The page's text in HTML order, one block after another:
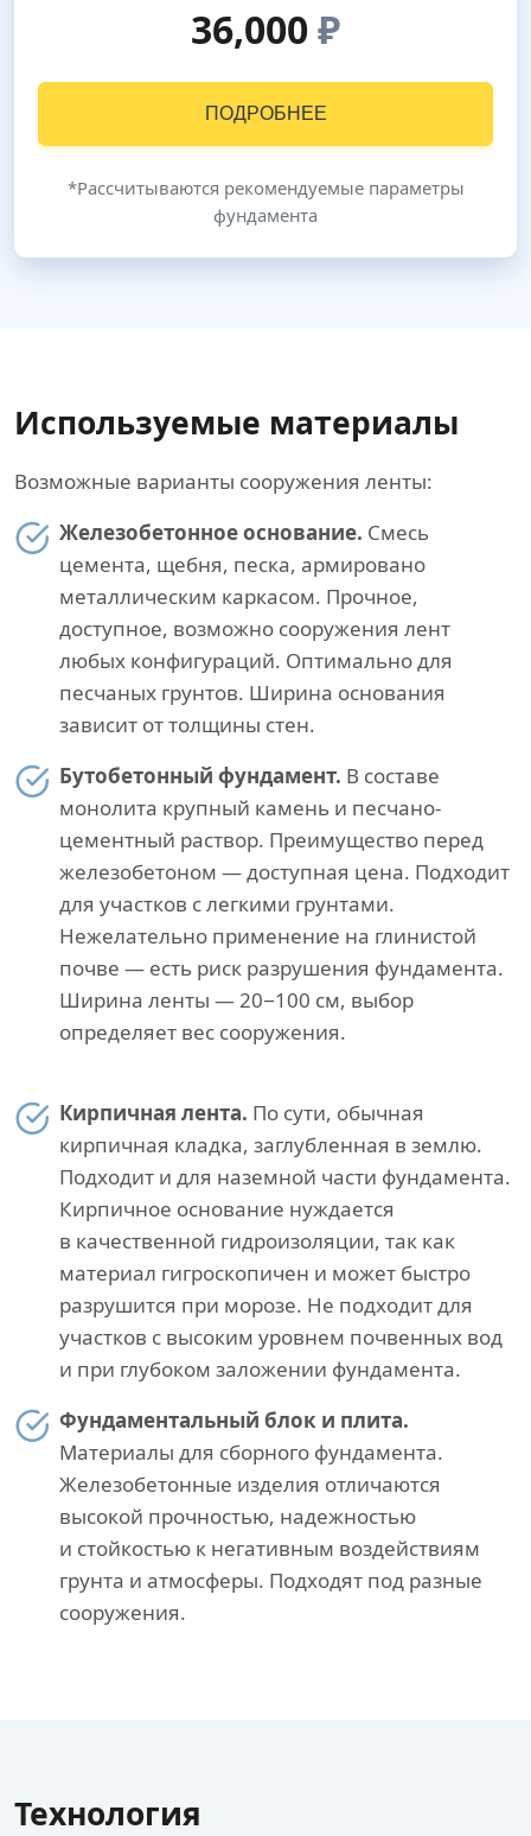
36,000₽
ПОДРОБНЕЕ
*Рассчитываются рекомендуемые параметры
фундамента
Используемые материалы
Возможные варианты сооружения ленты:
Железобетонное основание. Смесь
цемента, щебня, песка, армировано
металлическим каркасом. Прочное,
доступное, возможно сооружения лент
любых конфигураций. Оптимально для
песчаных грунтов. Ширина основания
зависит от толщины стен.
Бутобетонный фундамент. В составе
монолита крупный камень и песчано-
цементный раствор. Преимущество перед
железобетоном — доступная цена. Подходит
для участков с легкими грунтами.
Нежелательно применение на глинистой
почве — есть риск разрушения фундамента.
Ширина ленты — 20−100 см, выбор
определяет вес сооружения.
Кирпичная лента. По сути, обычная
кирпичная кладка, заглубленная в землю.
Подходит и для наземной части фундамента.
Кирпичное основание нуждается
в качественной гидроизоляции, так как
материал гигроскопичен и может быстро
разрушится при морозе. Не подходит для
участков с высоким уровнем почвенных вод
и при глубоком заложении фундамента.
Фундаментальный блок и плита.
Материалы для сборного фундамента.
Железобетонные изделия отличаются
высокой прочностью, надежностью
и стойкостью к негативным воздействиям
грунта и атмосферы. Подходят под разные
сооружения.
Технология